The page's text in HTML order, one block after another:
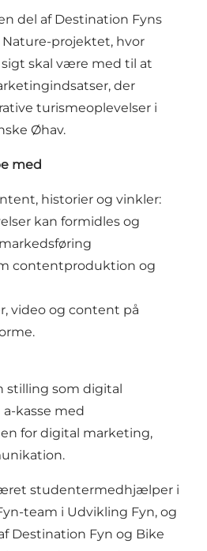
del af Destination Fyns
projektet, hvor
skal være med til at
der
turismeoplevelser i
Øhav.
med
historier og vinkler:
kan formidles og
contentproduktion og
video og content på
stilling som digital
kasse med
for digital marketing,
studentermedhjælper i
team i Udvikling Fyn, og
Destination Fyn og Bike